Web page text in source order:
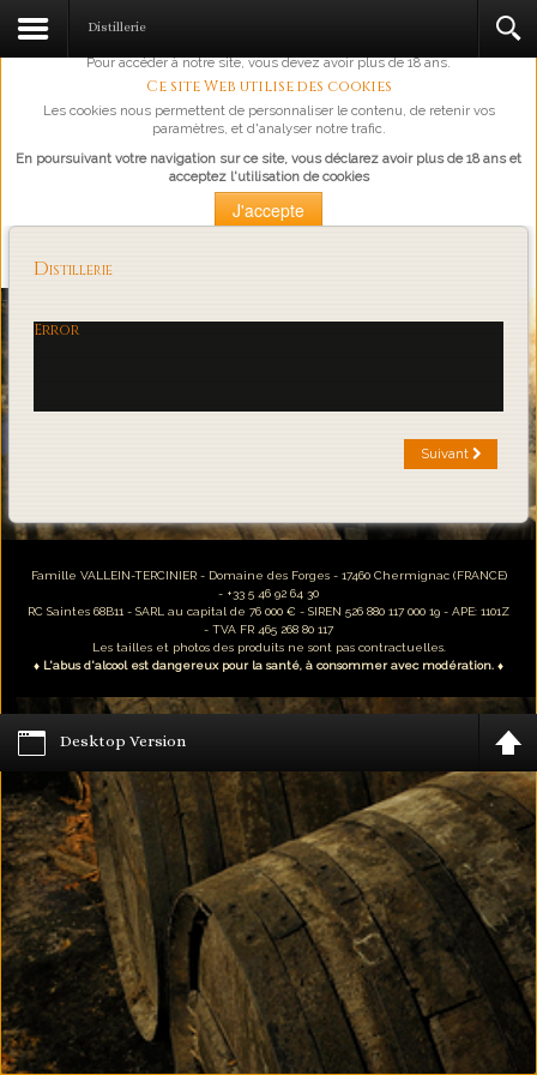
L'abus d'alcool est dangereux pour la santé, à consommer avec
Pour accéder à notre site, vous devez avoir plus de 18 ans.
Ce site Web utilise des cookies
Les cookies nous permettent de personnaliser le contenu, de retenir vos
paramètres, et d'analyser notre trafic.
En poursuivant votre navigation sur ce site, vous déclarez avoir plus de 18 ans et
acceptez l'utilisation de cookies
J'accepte
Loading...
Distillerie
Distillerie
Error
Suivant
Famille VALLEIN-TERCINIER - Domaine des Forges - 17460 Chermignac (FRANCE)
- +33 5 46 92 64 30
RC Saintes 68B11 - SARL au capital de 76 000 € - SIREN 526 880 117 000 19 - APE: 1101Z
- TVA FR 465 268 80 117
Les tailles et photos des produits ne sont pas contractuelles.
♦ L'abus d'alcool est dangereux pour la santé, à consommer avec modération. ♦
Desktop Version